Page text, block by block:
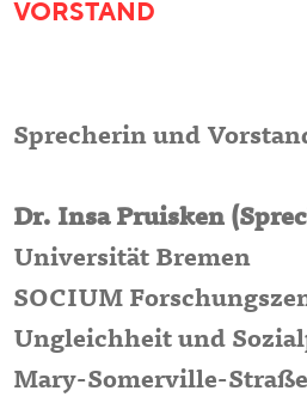
VORSTAND
Sprecherin und
Dr. Insa Pruisken
Universität Bremen
SOCIUM
Ungleichheit und
Mary-Somerville-